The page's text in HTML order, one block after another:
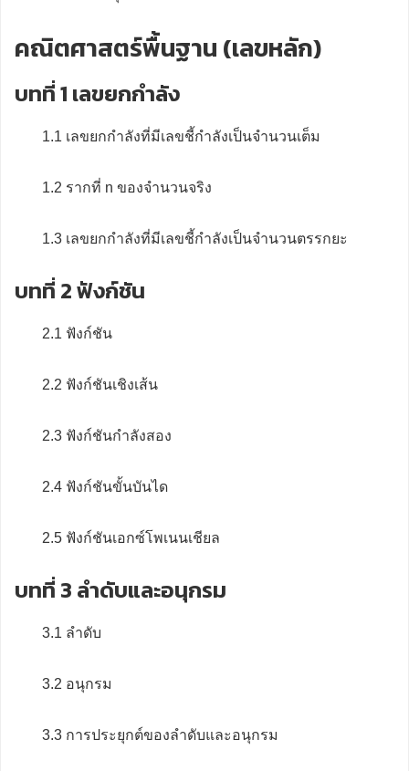
คณิตศาสตร์พื้นฐาน (เลขหลัก)
บทที่ 1 เลขยกกำลัง
1.1 เลขยกกำลังที่มีเลขชี้กำลังเป็นจำนวนเต็ม
1.2 รากที่ n ของจำนวนจริง
1.3 เลขยกกำลังที่มีเลขชี้กำลังเป็นจำนวนตรรกยะ
บทที่ 2 ฟังก์ชัน
2.1 ฟังก์ชัน
2.2 ฟังก์ชันเชิงเส้น
2.3 ฟังก์ชันกำลังสอง
2.4 ฟังก์ชันขั้นบันได
2.5 ฟังก์ชันเอกซ์โพเนนเชียล
บทที่ 3 ลำดับและอนุกรม
3.1 ลำดับ
3.2 อนุกรม
3.3 การประยุกต์ของลำดับและอนุกรม